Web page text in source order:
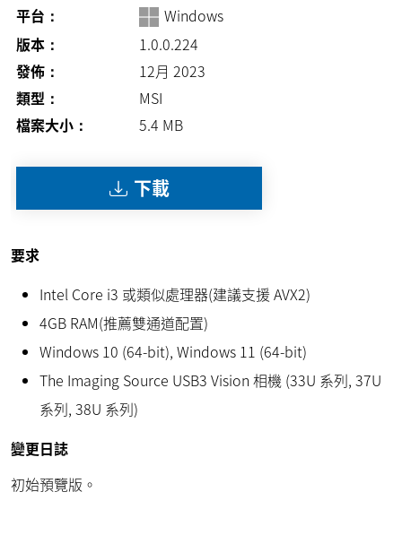
平台：
Windows
版本：
1.0.0.224
發佈：
12月 2023
類型：
MSI
檔案大小：
5.4 MB
下載
要求
Intel Core i3 或類似處理器(建議支援 AVX2)
4GB RAM(推薦雙通道配置)
Windows 10 (64-bit), Windows 11 (64-bit)
The Imaging Source USB3 Vision 相機 (33U 系列, 37U
系列, 38U 系列)
變更日誌
初始預覽版。